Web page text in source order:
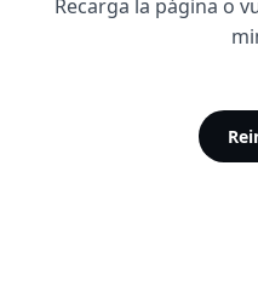
Recarga la página o